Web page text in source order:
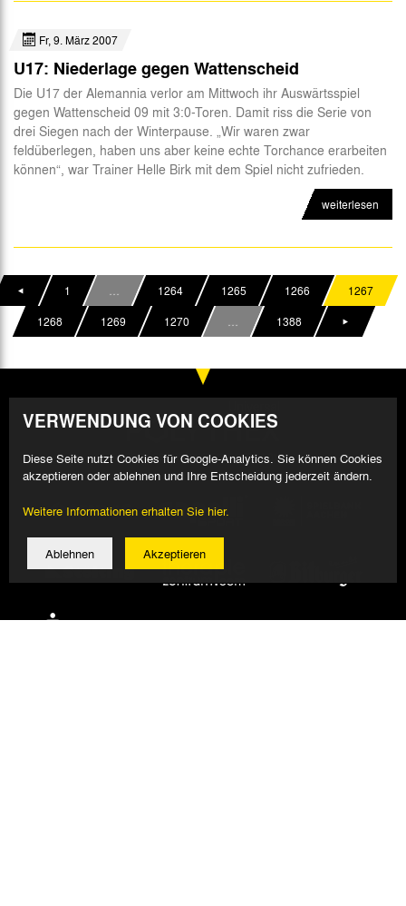
Fr, 9. März 2007
U17: Niederlage gegen Wattenscheid
Die U17 der Alemannia verlor am Mittwoch ihr Auswärtsspiel
gegen Wattenscheid 09 mit 3:0-Toren. Damit riss die Serie von
drei Siegen nach der Winterpause. „Wir waren zwar
feldüberlegen, haben uns aber keine echte Torchance erarbeiten
können“, war Trainer Helle Birk mit dem Spiel nicht zufrieden.
weiterlesen
1 … 1264 1265 1266
1267
1268
1269 1270 … 1388
VERWENDUNG VON COOKIES
Diese Seite nutzt Cookies für Google-Analytics. Sie können Cookies
akzeptieren oder ablehnen und Ihre Entscheidung jederzeit ändern.
Weitere Informationen erhalten Sie hier.
Ablehnen Akzeptieren